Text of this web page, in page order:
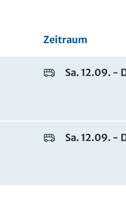
Zeitraum
Sa. 12.09. -
Sa. 12.09. -